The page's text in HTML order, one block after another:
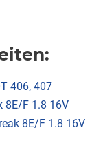
406, 407
8E/F 1.8 16V
8E/F 1.8 16V